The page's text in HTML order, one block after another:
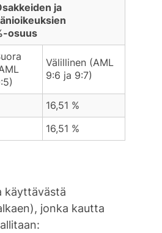
ja
osuus
Välillinen (AML
9:6 ja 9:7)
16,51 %
16,51 %
käyttävästä
jonka kautta